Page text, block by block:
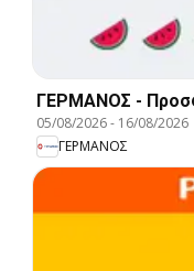
ΓΕΡΜΑΝΟΣ -
05/08/2026- 16/08/2026
ΓΕΡΜΑΝΟΣ